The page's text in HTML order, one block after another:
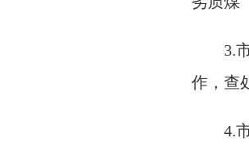
3.
作，查
4.